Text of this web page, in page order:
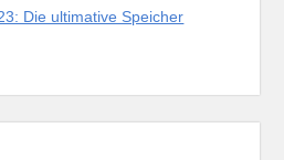
Die ultimative Speicher